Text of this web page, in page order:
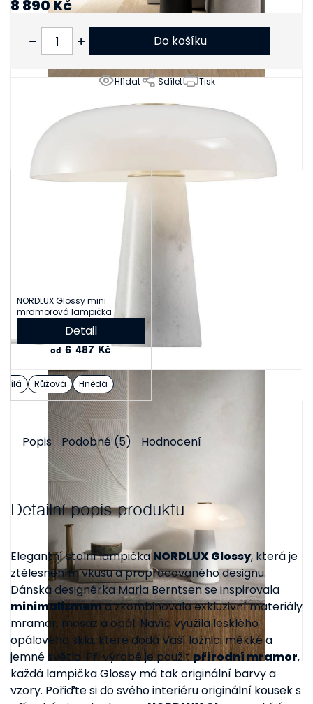
Tisk
Hlídat Sdílet
8 890 Kč
Do košíku
Související produkty
NORDLUX Glossy mini
mramorová lampička
od 6 487 Kč
Detail
Bílá Růžová Hnědá
Popis Podobné (5) Hodnocení
Detailní popis produktu
Elegantní stolní lampičkaNORDLUX Glossy, která je
ztělesněním vkusu a propracovaného designu.
Dánská designérka Maria Berntsen se inspirovala
minimalismema zkombinovala exkluzivní materiály
mramor, mosaz a opál. Navíc využila lesklého
opálového skla, které dodá Vaší ložnici měkké a
jemné světlo. Při výrobě je použitpřírodní mramor,
každá lampička Glossy má tak originální barvy a
vzory. Pořiďte si do svého interiéru originální kousek s